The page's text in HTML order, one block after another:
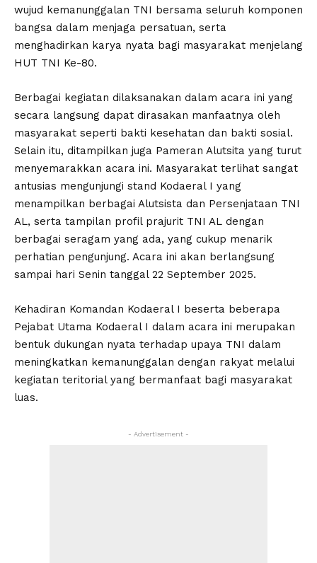
wujud kemanunggalan TNI bersama seluruh komponen
bangsa dalam menjaga persatuan, serta
menghadirkan karya nyata bagi masyarakat menjelang
HUT TNI Ke-80.
Berbagai kegiatan dilaksanakan dalam acara ini yang
secara langsung dapat dirasakan manfaatnya oleh
masyarakat seperti bakti kesehatan dan bakti sosial.
Selain itu, ditampilkan juga Pameran Alutsita yang turut
menyemarakkan acara ini. Masyarakat terlihat sangat
antusias mengunjungi stand Kodaeral I yang
menampilkan berbagai Alutsista dan Persenjataan TNI
AL, serta tampilan profil prajurit TNI AL dengan
berbagai seragam yang ada, yang cukup menarik
perhatian pengunjung. Acara ini akan berlangsung
sampai hari Senin tanggal 22 September 2025.
Kehadiran Komandan Kodaeral I beserta beberapa
Pejabat Utama Kodaeral I dalam acara ini merupakan
bentuk dukungan nyata terhadap upaya TNI dalam
meningkatkan kemanunggalan dengan rakyat melalui
kegiatan teritorial yang bermanfaat bagi masyarakat
luas.
- Advertisement -